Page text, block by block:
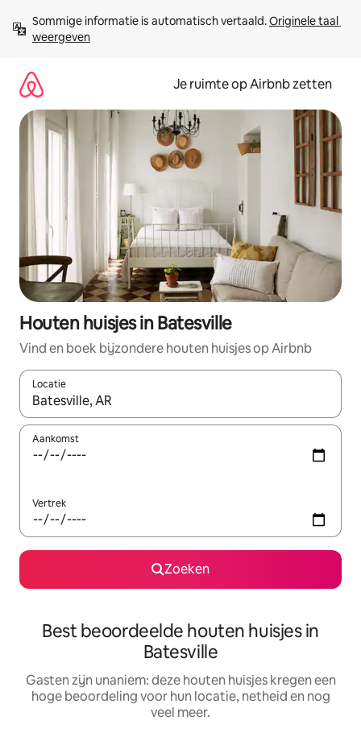
direct
naar
Sommige informatie is automatisch vertaald. Originele taal
weergeven
Je ruimte op Airbnb zetten
Houten huisjes in Batesville
Vind en boek bijzondere houten huisjes op Airbnb
Locatie
Wanneer er suggesties beschikbaar zijn, maak je een keuze
Aankomst
Vertrek
Zoeken
Best beoordeelde houten huisjes in
Batesville
Gasten zijn unaniem: deze houten huisjes kregen een
hoge beoordeling voor hun locatie, netheid en nog
veel meer.